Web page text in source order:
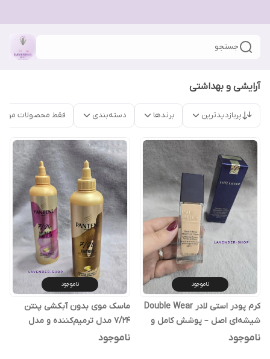
جستجو
آرایشی و بهداشتی
پربازدیدترین برندها دسته‌بندی فقط محصولات
ناموجود
کرم پودر استی لادر Double Wear
شیشه‌ای اصل – پوشش کامل و
ماندگاری بالا
ناموجود
ناموجود
ماسک موی بدون آبکشی پنتن
7/24 مدل ترمیم‌کننده و مدل
ناموجود